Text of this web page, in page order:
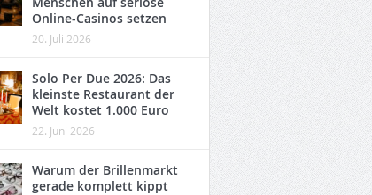
Online-Casinos setzen
20. Juli 2026
Solo Per Due 2026: Das
kleinste Restaurant der
Welt kostet 1.000 Euro
22. Juni 2026
Warum der Brillenmarkt
gerade komplett kippt